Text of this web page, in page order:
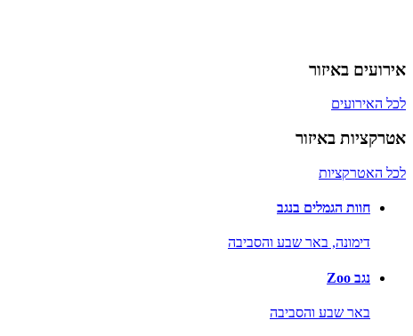
אירועים באיזור
לכל האירועים
אטרקציות באיזור
לכל האטרקציות
חוות הגמלים בנגב
דימונה, באר שבע והסביבה
נגב Zoo
באר שבע והסביבה